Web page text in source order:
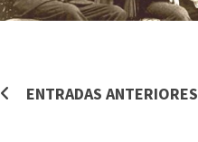
Navegación
ENTRADAS ANTERIORES